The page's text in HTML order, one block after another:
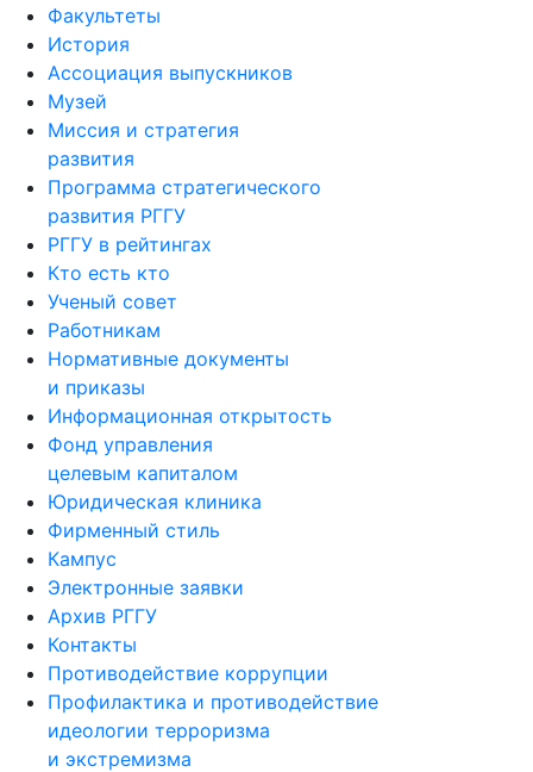
Факультеты
История
Ассоциация выпускников
Музей
Миссия и стратегия
развития
Программа стратегического
развития РГГУ
РГГУ в рейтингах
Кто есть кто
Ученый совет
Работникам
Нормативные документы
и приказы
Информационная открытость
Фонд управления
целевым капиталом
Юридическая клиника
Фирменный стиль
Кампус
Электронные заявки
Архив РГГУ
Контакты
Противодействие коррупции
Профилактика и противодействие
идеологии терроризма
и экстремизма